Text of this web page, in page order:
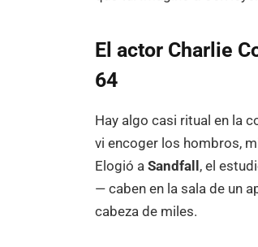
El actor Charlie
64
Hay algo casi ritual en la
vi encoger los hombros,
Elogió aSandfall , el
— caben en la sala de un
cabeza de miles.